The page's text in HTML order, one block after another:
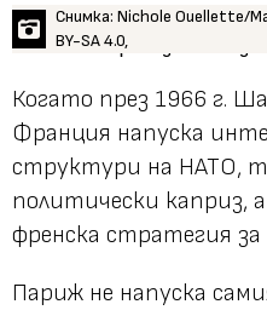
Снимка: Nichole Ouellette/
BY-SA 4.0,
Когато през 1966 г.
Франция напуска
структури на НАТО,
политически каприз,
френска стратегия
Париж не напуска